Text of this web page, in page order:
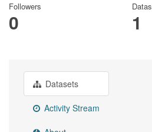
Followers
0 1
Datasets
Activity Stream